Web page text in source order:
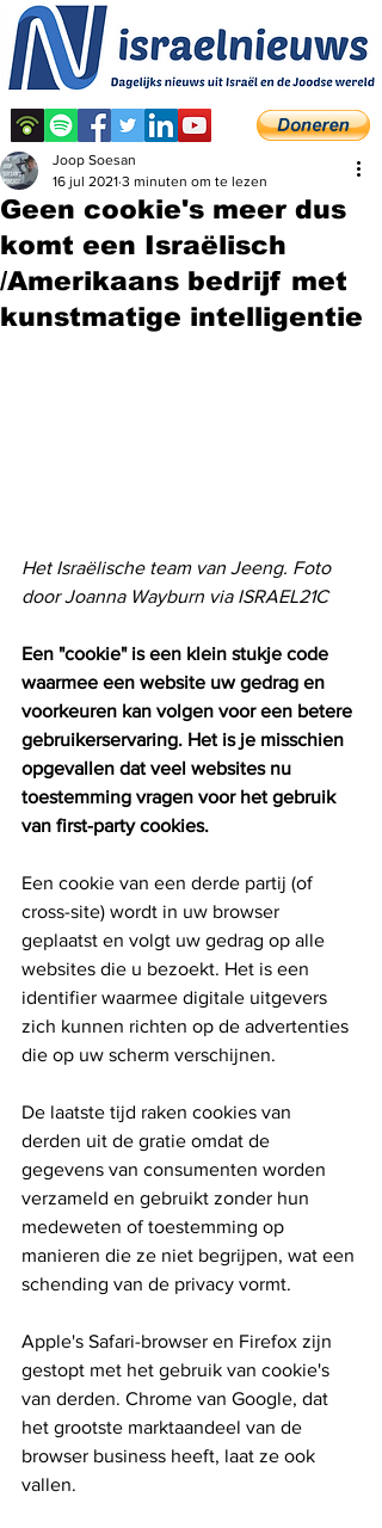
Geen cookie's meer dus
komt een Israëlisch
/Amerikaans bedrijf met
kunstmatige intelligentie
Joop Soesan
16 jul 2021 3 minuten om te lezen
Het Israëlische team van Jeeng. Foto
door Joanna Wayburn via ISRAEL21C
Een "cookie" is een klein stukje code
waarmee een website uw gedrag en
voorkeuren kan volgen voor een betere
gebruikerservaring. Het is je misschien
opgevallen dat veel websites nu
toestemming vragen voor het gebruik
van first-party cookies.
Een cookie van een derde partij (of
cross-site) wordt in uw browser
geplaatst en volgt uw gedrag op alle
websites die u bezoekt. Het is een
identifier waarmee digitale uitgevers
zich kunnen richten op de advertenties
die op uw scherm verschijnen.
De laatste tijd raken cookies van
derden uit de gratie omdat de
gegevens van consumenten worden
verzameld en gebruikt zonder hun
medeweten of toestemming op
manieren die ze niet begrijpen, wat een
schending van de privacy vormt.
Apple's Safari-browser en Firefox zijn
gestopt met het gebruik van cookie's
van derden. Chrome van Google, dat
het grootste marktaandeel van de
browser business heeft, laat ze ook
vallen.